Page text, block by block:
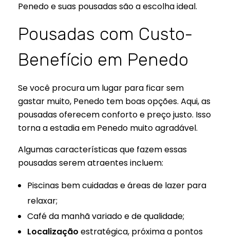
Penedo e suas pousadas são a escolha ideal.
Pousadas com Custo-
Benefício em Penedo
Se você procura um lugar para ficar sem
gastar muito, Penedo tem boas opções. Aqui, as
pousadas oferecem conforto e preço justo. Isso
torna a estadia em Penedo muito agradável.
Algumas características que fazem essas
pousadas serem atraentes incluem:
Piscinas bem cuidadas e áreas de lazer para
relaxar;
Café da manhã variado e de qualidade;
Localização estratégica, próxima a pontos